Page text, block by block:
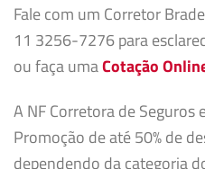
Fale com um Corretor
11 3256-7276 para
ou faça umaCotação
A NF Corretora de
Promoção de até 50% de
dependendo da categoria